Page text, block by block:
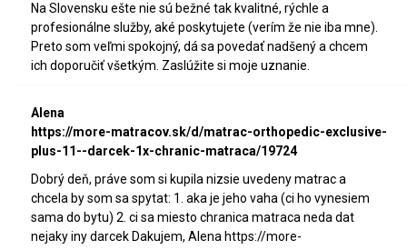
Na Slovensku ešte nie sú bežné tak kvalitné, rýchle a
profesionálne služby, aké poskytujete (verím že nie iba mne).
Preto som veľmi spokojný, dá sa povedať nadšený a chcem
ich doporučiť všetkým. Zaslúžite si moje uznanie.
Alena
https://more-matracov.sk/d/matrac-orthopedic-exclusive-
plus-11--darcek-1x-chranic-matraca/19724
Dobrý deň, práve som si kupila nizsie uvedeny matrac a
chcela by som sa spytat: 1. aka je jeho vaha (ci ho vynesiem
sama do bytu) 2. ci sa miesto chranica matraca neda dat
nejaky iny darcek Dakujem, Alena https://more-